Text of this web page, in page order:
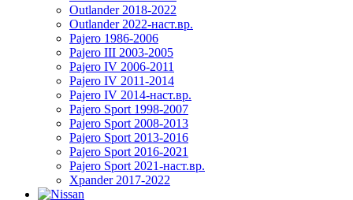
Outlander 2018-2022
Outlander 2022-наст.вр.
Pajero 1986-2006
Pajero III 2003-2005
Pajero IV 2006-2011
Pajero IV 2011-2014
Pajero IV 2014-наст.вр.
Pajero Sport 1998-2007
Pajero Sport 2008-2013
Pajero Sport 2013-2016
Pajero Sport 2016-2021
Pajero Sport 2021-наст.вр.
Xpander 2017-2022